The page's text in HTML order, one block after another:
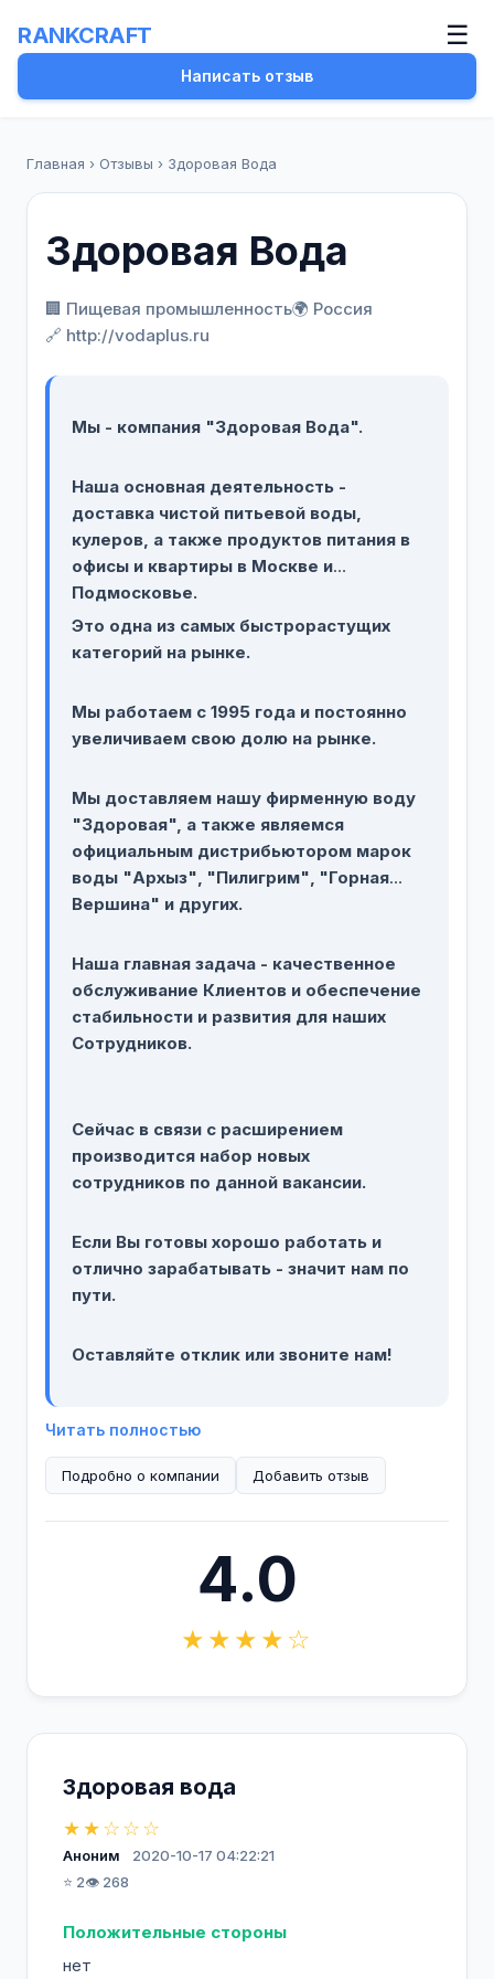
RANKCRAFT ☰
Написать отзыв
Главная › Отзывы › Здоровая Вода
Здоровая Вода
🏢 Пищевая промышленность🌍 Россия
🔗 http://vodaplus.ru
Мы - компания "Здоровая Вода".
Наша основная деятельность -
доставка чистой питьевой воды,
кулеров, а также продуктов питания в
офисы и квартиры в Москве и
Подмосковье.
Это одна из самых быстрорастущих
категорий на рынке.
Мы работаем с 1995 года и постоянно
увеличиваем свою долю на рынке.
Мы доставляем нашу фирменную воду
"Здоровая", а также являемся
официальным дистрибьютором марок
воды "Архыз"‚ "Пилигрим"‚ "Горная
Вершина" и других.
Наша главная задача - качественное
обслуживание Клиентов и обеспечение
стабильности и развития для наших
Сотрудников.
Сейчас в связи с расширением
производится набор новых
сотрудников по данной вакансии.
Если Вы готовы хорошо работать и
отлично зарабатывать - значит нам по
пути.
Оставляйте отклик или звоните нам!
Читать полностью
Подробно о компании Добавить отзыв
4.0
★★★★☆
Здоровая вода
★★☆☆☆
Аноним
2020-10-17 04:22:21
⭐ 2👁️ 268
Положительные стороны
нет